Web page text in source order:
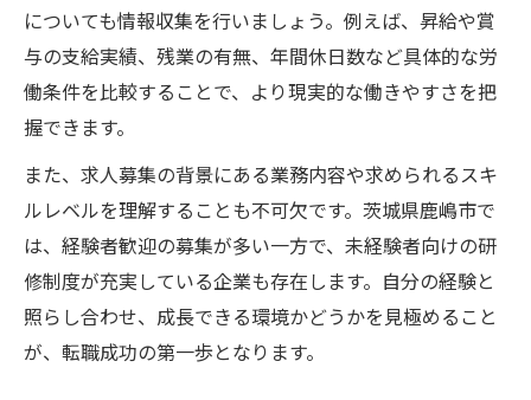
についても情報収集を行いましょう。例えば、昇給や賞
与の支給実績、残業の有無、年間休日数など具体的な労
働条件を比較することで、より現実的な働きやすさを把
握できます。
また、求人募集の背景にある業務内容や求められるスキ
ルレベルを理解することも不可欠です。茨城県鹿嶋市で
は、経験者歓迎の募集が多い一方で、未経験者向けの研
修制度が充実している企業も存在します。自分の経験と
照らし合わせ、成長できる環境かどうかを見極めること
が、転職成功の第一歩となります。